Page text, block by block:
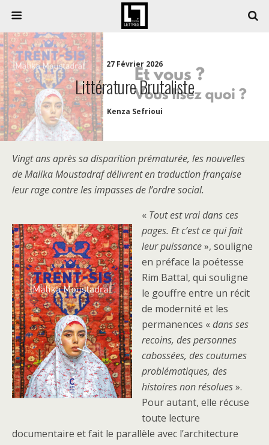
27 Février 2026
Littérature Brutaliste
Kenza Sefrioui
Vingt ans après sa disparition prématurée, les nouvelles
de Malika Moustadraf délivrent en traduction française
leur rage contre les impasses de l’ordre social.
« Tout est vrai dans ces
pages. Et c’est ce qui fait
leur puissance», souligne
en préface la poétesse
Rim Battal, qui souligne
le gouffre entre un récit
de modernité et les
permanences «dans ses
recoins, des personnes
cabossées, des coutumes
problématiques, des
histoires non résolues».
Pour autant, elle récuse
toute lecture
documentaire et fait le parallèle avec l’architecture